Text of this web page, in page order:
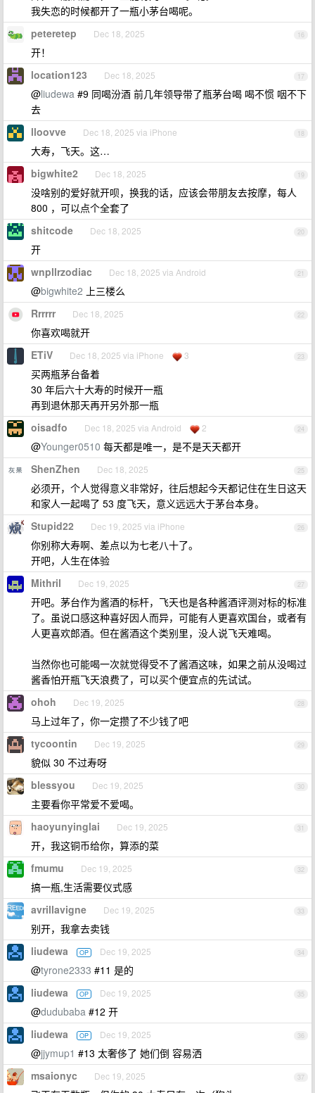
我失恋的时候都开了一瓶小茅台喝呢。
16
peteretep Dec 18, 2025
开！
17
location123 Dec 18, 2025
@liudewa #9 同喝汾酒 前几年领导带了瓶茅台喝 喝不惯 咽不下
去
18
lloovve Dec 18, 2025 via iPhone
大寿，飞天。这…
19
bigwhite2 Dec 18, 2025
没啥别的爱好就开呗，换我的话，应该会带朋友去按摩，每人
800 ，可以点个全套了
20
shitcode Dec 18, 2025
开
21
wnpllrzodiac Dec 18, 2025 via Android
@bigwhite2 上三楼么
22
Rrrrrr Dec 18, 2025
你喜欢喝就开
23
ETiV Dec 18, 2025 via iPhone 3
买两瓶茅台备着
30 年后六十大寿的时候开一瓶
再到退休那天再开另外那一瓶
24
oisadfo Dec 18, 2025 via Android 2
@Younger0510 每天都是唯一，是不是天天都开
25
ShenZhen Dec 18, 2025
必须开，个人觉得意义非常好，往后想起今天都记住在生日这天
和家人一起喝了 53 度飞天，意义远远大于茅台本身。
26
Stupid22 Dec 19, 2025 via iPhone
你别称大寿啊、差点以为七老八十了。
开吧，人生在体验
27
Mithril Dec 19, 2025
开吧。茅台作为酱酒的标杆，飞天也是各种酱酒评测对标的标准
了。虽说口感这种喜好因人而异，可能有人更喜欢国台，或者有
人更喜欢郎酒。但在酱酒这个类别里，没人说飞天难喝。
当然你也可能喝一次就觉得受不了酱酒这味，如果之前从没喝过
酱香怕开瓶飞天浪费了，可以买个便宜点的先试试。
28
ohoh Dec 19, 2025
马上过年了，你一定攒了不少钱了吧
29
tycoontin Dec 19, 2025
貌似 30 不过寿呀
30
blessyou Dec 19, 2025
主要看你平常爱不爱喝。
31
haoyunyinglai Dec 19, 2025
开，我这铜币给你，算添的菜
32
fmumu Dec 19, 2025
搞一瓶,生活需要仪式感
33
avrillavigne Dec 19, 2025
别开，我拿去卖钱
34
liudewa OP Dec 19, 2025
@tyrone2333 #11 是的
35
liudewa OP Dec 19, 2025
@dudubaba #12 开
36
liudewa OP Dec 19, 2025
@jjymup1 #13 太奢侈了 她们倒 容易洒
37
msaionyc Dec 19, 2025